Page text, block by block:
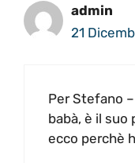
admin
21
Per Stefano
babà, è il suo
ecco perchè